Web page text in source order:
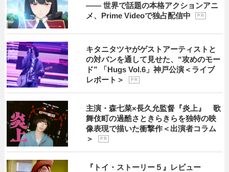
―― 世界で話題の本格アクションアニ
メ、Prime Videoで独占配信中
P R
キタニタツヤがゲストアーティストと
の対バンを通して見せた、“攻めのモー
ド” 「Hugs Vol.6」神戸公演＜ライブ
レポート＞
P R
主演・森七菜×長久允監督『炎上』 歌
舞伎町の過酷さときらきらを独特の映
像表現で描いた衝撃作＜出演者コラム
＞
P R
『トイ・ストーリー５』レビュー